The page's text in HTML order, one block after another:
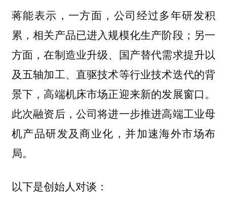
蒋能表示，一方面，公司经过多年研发积
累，相关产品已进入规模化生产阶段；另一
方面，在制造业升级、国产替代需求提升以
及五轴加工、直驱技术等行业技术迭代的背
景下，高端机床市场正迎来新的发展窗口。
此次融资后，公司将进一步推进高端工业母
机产品研发及商业化，并加速海外市场布
局。
以下是创始人对谈：